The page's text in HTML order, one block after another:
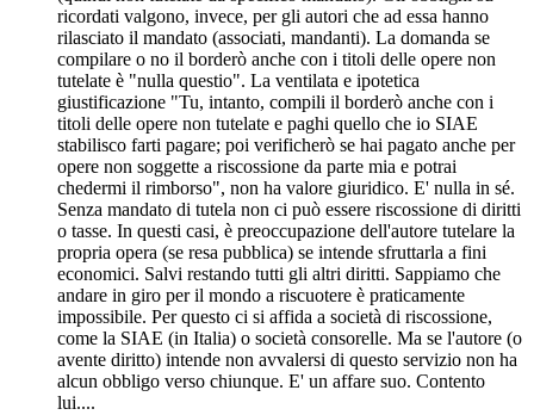
ricordati valgono, invece, per gli autori che ad essa hanno
rilasciato il mandato (associati, mandanti). La domanda se
compilare o no il borderò anche con i titoli delle opere non
tutelate è "nulla questio". La ventilata e ipotetica
giustificazione "Tu, intanto, compili il borderò anche con i
titoli delle opere non tutelate e paghi quello che io SIAE
stabilisco farti pagare; poi verificherò se hai pagato anche per
opere non soggette a riscossione da parte mia e potrai
chedermi il rimborso", non ha valore giuridico. E' nulla in sé.
Senza mandato di tutela non ci può essere riscossione di diritti
o tasse. In questi casi, è preoccupazione dell'autore tutelare la
propria opera (se resa pubblica) se intende sfruttarla a fini
economici. Salvi restando tutti gli altri diritti. Sappiamo che
andare in giro per il mondo a riscuotere è praticamente
impossibile. Per questo ci si affida a società di riscossione,
come la SIAE (in Italia) o società consorelle. Ma se l'autore (o
avente diritto) intende non avvalersi di questo servizio non ha
alcun obbligo verso chiunque. E' un affare suo. Contento
lui....